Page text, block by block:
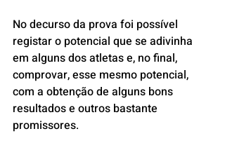
No decurso da prova foi possível
registar o potencial que se adivinha
em alguns dos atletas e, no final,
comprovar, esse mesmo potencial,
com a obtenção de alguns bons
resultados e outros bastante
promissores.